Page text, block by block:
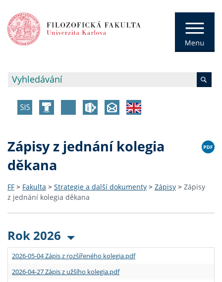
Zápisy z jednání kolegia
děkana
FF > Fakulta > Strategie a další dokumenty > Zápisy > Zápisy
z jednání kolegia děkana
Rok 2026
2026-05-04 Zápis z rozšířeného kolegia.pdf
2026-04-27 Zápis z užšího kolegia.pdf